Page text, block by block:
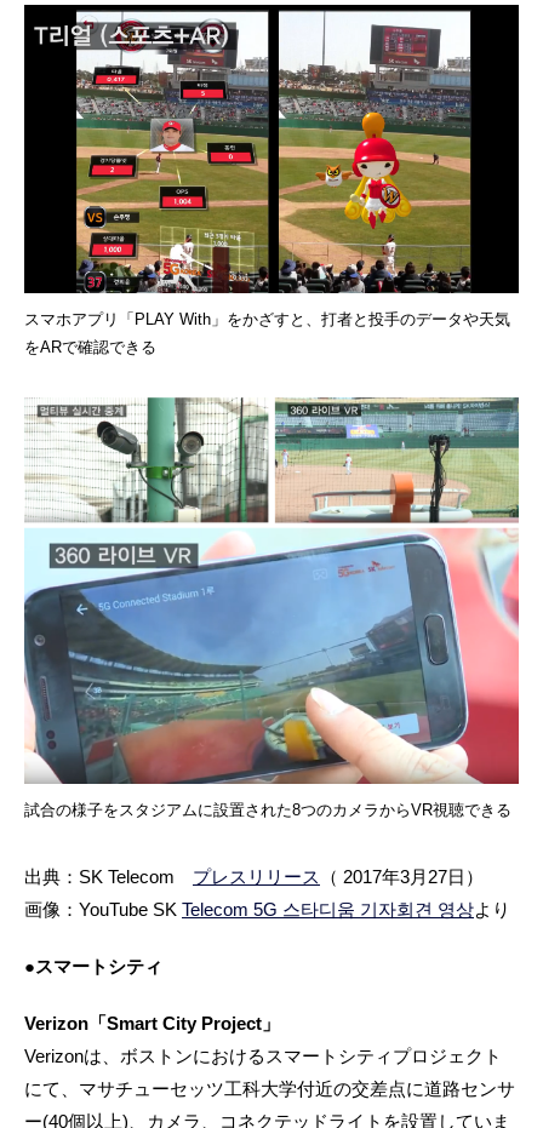
スマホアプリ「PLAY With」をかざすと、打者と投手のデータや天気
をARで確認できる
試合の様子をスタジアムに設置された8つのカメラからVR視聴できる
出典：SK Telecom プレスリリース
（ 2017年3月27日）
画像：YouTube SK Telecom 5G 스타디움 기자회견 영상より
●スマートシティ
Verizon「Smart City Project」
Verizonは、ボストンにおけるスマートシティプロジェクト
にて、マサチューセッツ工科大学付近の交差点に道路センサ
ー(40個以上)、カメラ、コネクテッドライトを設置していま